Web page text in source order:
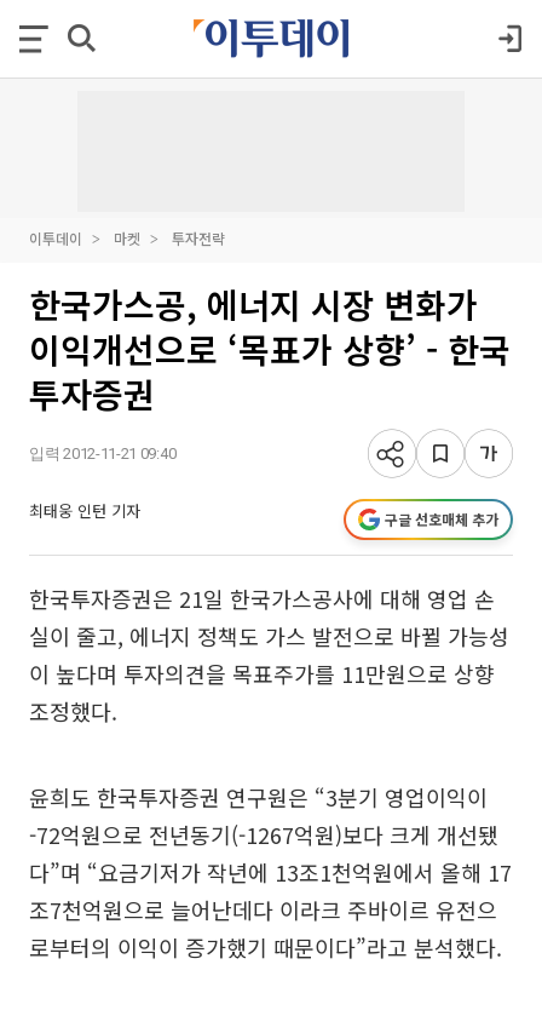
이투데이 마켓 투자전략
한국가스공, 에너지 시장 변화가
이익개선으로 ‘목표가 상향’ - 한국
투자증권
입력 2012-11-21 09:40
최태웅 인턴 기자 구글 선호매체 추가
한국투자증권은 21일 한국가스공사에 대해 영업 손
실이 줄고, 에너지 정책도 가스 발전으로 바뀔 가능성
이 높다며 투자의견을 목표주가를 11만원으로 상향
조정했다.
윤희도 한국투자증권 연구원은 “3분기 영업이익이
-72억원으로 전년동기(-1267억원)보다 크게 개선됐
다”며 “요금기저가 작년에 13조1천억원에서 올해 17
조7천억원으로 늘어난데다 이라크 주바이르 유전으
로부터의 이익이 증가했기 때문이다”라고 분석했다.